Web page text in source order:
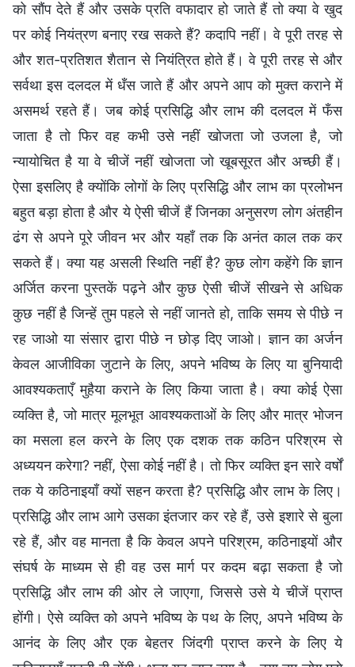
को सौंप देते हैं और उसके प्रति वफादार हो जाते हैं तो क्या वे खुद
पर कोई नियंत्रण बनाए रख सकते हैं? कदापि नहीं। वे पूरी तरह से
और शत-प्रतिशत शैतान से नियंत्रित होते हैं। वे पूरी तरह से और
सर्वथा इस दलदल में धँस जाते हैं और अपने आप को मुक्त कराने में
असमर्थ रहते हैं। जब कोई प्रसिद्धि और लाभ की दलदल में फँस
जाता है तो फिर वह कभी उसे नहीं खोजता जो उजला है, जो
न्यायोचित है या वे चीजें नहीं खोजता जो खूबसूरत और अच्छी हैं।
ऐसा इसलिए है क्योंकि लोगों के लिए प्रसिद्धि और लाभ का प्रलोभन
बहुत बड़ा होता है और ये ऐसी चीजें हैं जिनका अनुसरण लोग अंतहीन
ढंग से अपने पूरे जीवन भर और यहाँ तक कि अनंत काल तक कर
सकते हैं। क्या यह असली स्थिति नहीं है? कुछ लोग कहेंगे कि ज्ञान
अर्जित करना पुस्तकें पढ़ने और कुछ ऐसी चीजें सीखने से अधिक
कुछ नहीं है जिन्हें तुम पहले से नहीं जानते हो, ताकि समय से पीछे न
रह जाओ या संसार द्वारा पीछे न छोड़ दिए जाओ। ज्ञान का अर्जन
केवल आजीविका जुटाने के लिए, अपने भविष्य के लिए या बुनियादी
आवश्यकताएँ मुहैया कराने के लिए किया जाता है। क्या कोई ऐसा
व्यक्ति है, जो मात्र मूलभूत आवश्यकताओं के लिए और मात्र भोजन
का मसला हल करने के लिए एक दशक तक कठिन परिश्रम से
अध्ययन करेगा? नहीं, ऐसा कोई नहीं है। तो फिर व्‍यक्ति इन सारे वर्षों
तक ये कठिनाइयाँ क्‍यों सहन करता है? प्रसिद्धि और लाभ के लिए।
प्रसिद्धि और लाभ आगे उसका इंतजार कर रहे हैं, उसे इशारे से बुला
रहे हैं, और वह मानता है कि केवल अपने परिश्रम, कठिनाइयों और
संघर्ष के माध्यम से ही वह उस मार्ग पर कदम बढ़ा सकता है जो
प्रसिद्धि और लाभ की ओर ले जाएगा, जिससे उसे ये चीजें प्राप्त
होंगी। ऐसे व्यक्ति को अपने भविष्य के पथ के लिए, अपने भविष्य के
आनंद के लिए और एक बेहतर जिंदगी प्राप्त करने के लिए ये